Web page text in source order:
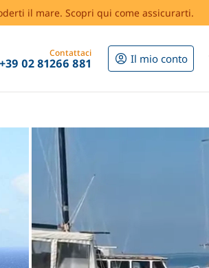
il mare. Scopri qui come assicurarti.
Contattaci
+39 02 81266 881 Il mio conto